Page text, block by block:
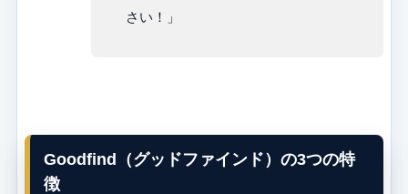
さい！」
Goodfind（グッドファインド）の3つの特
徴